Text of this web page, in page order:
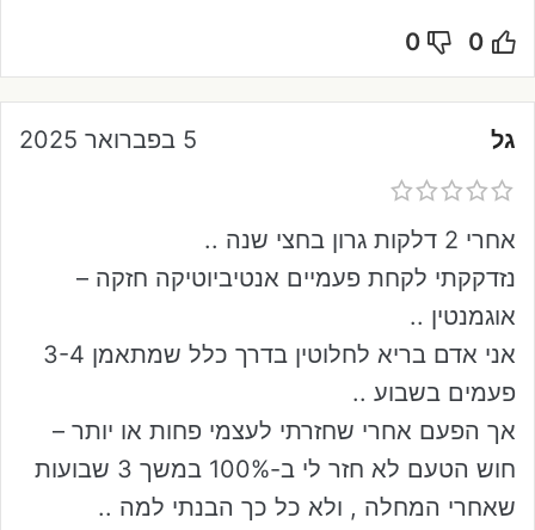
0
0
גל 5 בפברואר 2025
אחרי 2 דלקות גרון בחצי שנה ..
נזדקקתי לקחת פעמיים אנטיביוטיקה חזקה –
אוגמנטין ..
אני אדם בריא לחלוטין בדרך כלל שמתאמן 3-4
פעמים בשבוע ..
אך הפעם אחרי שחזרתי לעצמי פחות או יותר –
חוש הטעם לא חזר לי ב-100% במשך 3 שבועות
שאחרי המחלה , ולא כל כך הבנתי למה ..